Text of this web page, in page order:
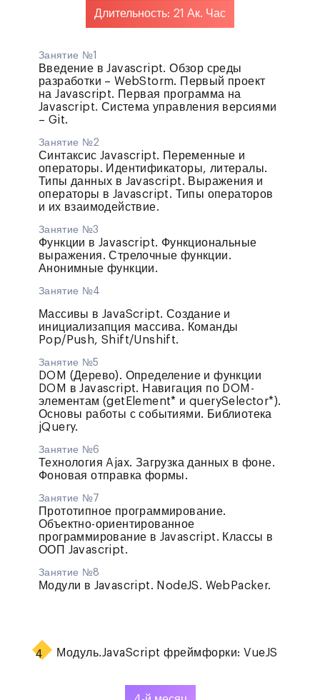
Длительность: 21 Ак. Час
Занятие №1
Введение в Javascript. Обзор среды
разработки – WebStorm. Первый проект
на Javascript. Первая программа на
Javascript. Система управления версиями
– Git.
Занятие №2
Синтаксис Javascript. Переменные и
операторы. Идентификаторы, литералы.
Типы данных в Javascript. Выражения и
операторы в Javascript. Типы операторов
и их взаимодействие.
Занятие №3
Функции в Javascript. Функциональные
выражения. Стрелочные функции.
Анонимные функции.
Занятие №4
Массивы в JavaScript. Создание и
инициализапция массива. Команды
Pop/Push, Shift/Unshift.
Занятие №5
DOM (Дерево). Определение и функции
DOM в Javascript. Навигация по DOM-
элементам (getElement* и querySelector*).
Основы работы с событиями. Библиотека
jQuery.
Занятие №6
Технология Ajax. Загрузка данных в фоне.
Фоновая отправка формы.
Занятие №7
Прототипное программирование.
Объектно-ориентированное
программирование в Javascript. Классы в
ООП Javascript.
Занятие №8
Модули в Javascript. NodeJS. WebPacker.
4 Модуль.JavaScript фреймфорки: VueJS